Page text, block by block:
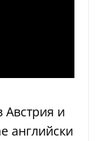
Австрия и
английски